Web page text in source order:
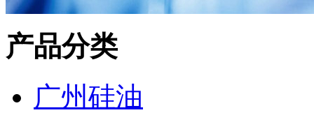
产品分类
广州硅油